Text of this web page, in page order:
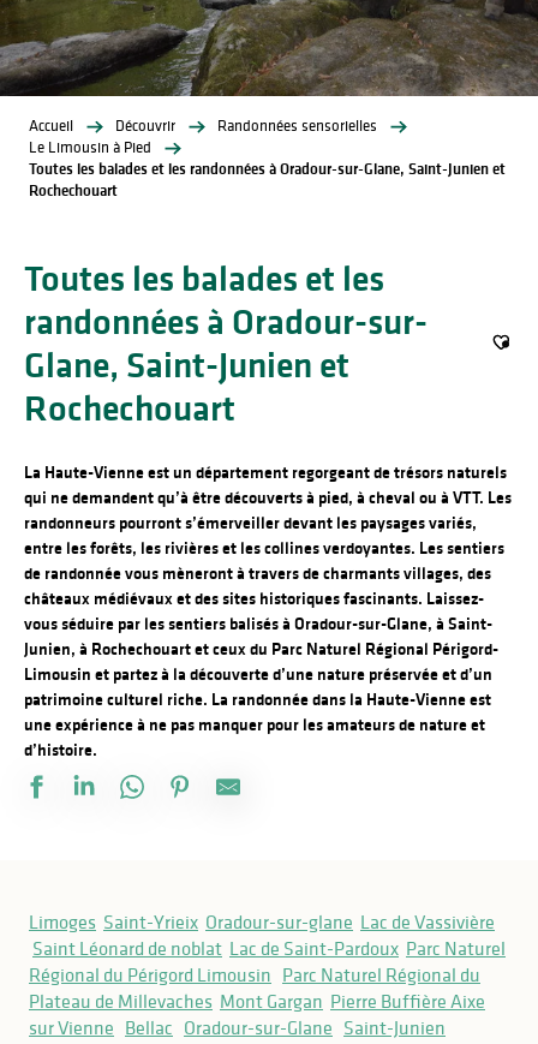
Accueil Découvrir
Randonnées sensorielles
Le Limousin à Pied
Toutes les balades et les randonnées à Oradour-sur-Glane, Saint-Junien et
Rochechouart
Toutes les balades et les
randonnées à Oradour-sur-
Glane, Saint-Junien et
Rochechouart
La Haute-Vienne est un département regorgeant de trésors naturels
qui ne demandent qu’à être découverts à pied, à cheval ou à VTT. Les
randonneurs pourront s’émerveiller devant les paysages variés,
entre les forêts, les rivières et les collines verdoyantes. Les sentiers
de randonnée vous mèneront à travers de charmants villages, des
châteaux médiévaux et des sites historiques fascinants. Laissez-
vous séduire par les sentiers balisés à Oradour-sur-Glane, à Saint-
Junien, à Rochechouart et ceux du Parc Naturel Régional Périgord-
Limousin et partez à la découverte d’une nature préservée et d’un
patrimoine culturel riche. La randonnée dans la Haute-Vienne est
une expérience à ne pas manquer pour les amateurs de nature et
d’histoire.
Balade de Victurnien
Circuit des rives de la Charente
Circuit de la cigogne
Circuit des crêtes
Sentier d'interprétation de l'île de Navière
Limoges Saint-Yrieix Oradour-sur-glane Lac de Vassivière
Saint Léonard de noblat Lac de Saint-Pardoux Parc Naturel
Régional du Périgord Limousin Parc Naturel Régional du
Plateau de Millevaches Mont Gargan Pierre Buffière Aixe
sur Vienne Bellac Oradour-sur-Glane Saint-Junien